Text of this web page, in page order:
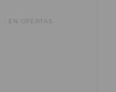
EN OFERTAS